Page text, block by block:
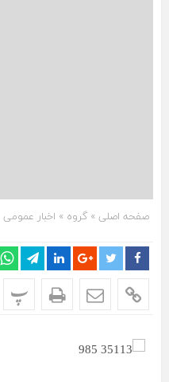
صفحه اصلی » گروه » اخبار عمومی
پ